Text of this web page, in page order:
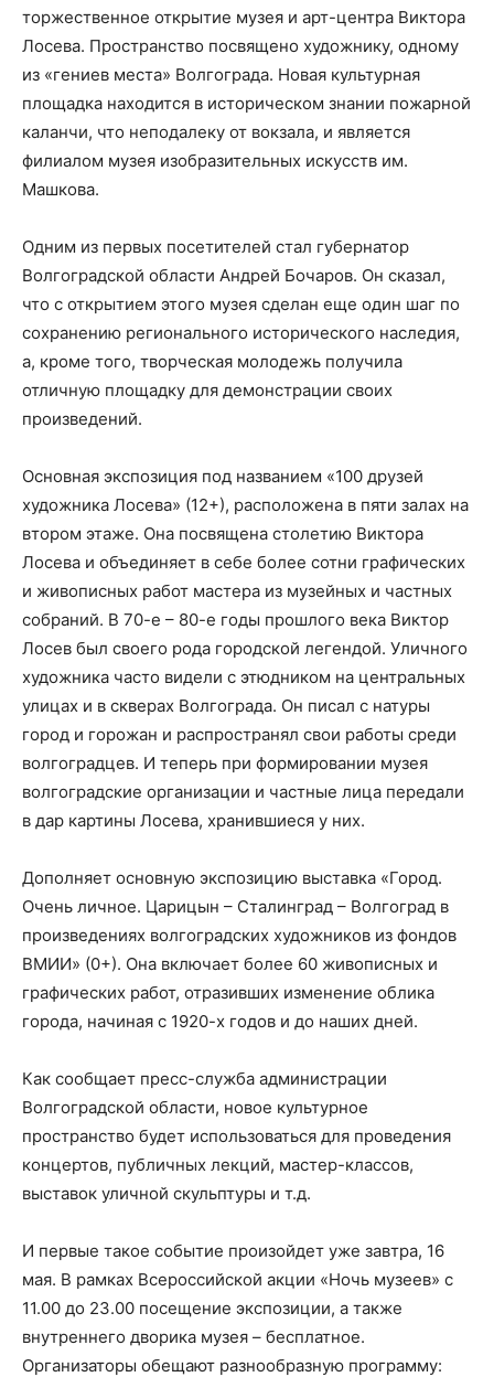
торжественное открытие музея и арт-центра Виктора
Лосева. Пространство посвящено художнику, одному
из «гениев места» Волгограда. Новая культурная
площадка находится в историческом знании пожарной
каланчи, что неподалеку от вокзала, и является
филиалом музея изобразительных искусств им.
Машкова.
Одним из первых посетителей стал губернатор
Волгоградской области Андрей Бочаров. Он сказал,
что с открытием этого музея сделан еще один шаг по
сохранению регионального исторического наследия,
а, кроме того, творческая молодежь получила
отличную площадку для демонстрации своих
произведений.
Основная экспозиция под названием «100 друзей
художника Лосева» (12+), расположена в пяти залах на
втором этаже. Она посвящена столетию Виктора
Лосева и объединяет в себе более сотни графических
и живописных работ мастера из музейных и частных
собраний. В 70-е – 80-е годы прошлого века Виктор
Лосев был своего рода городской легендой. Уличного
художника часто видели с этюдником на центральных
улицах и в скверах Волгограда. Он писал с натуры
город и горожан и распространял свои работы среди
волгоградцев. И теперь при формировании музея
волгоградские организации и частные лица передали
в дар картины Лосева, хранившиеся у них.
Дополняет основную экспозицию выставка «Город.
Очень личное. Царицын – Сталинград – Волгоград в
произведениях волгоградских художников из фондов
ВМИИ» (0+). Она включает более 60 живописных и
графических работ, отразивших изменение облика
города, начиная с 1920-х годов и до наших дней.
Как сообщает пресс-служба администрации
Волгоградской области, новое культурное
пространство будет использоваться для проведения
концертов, публичных лекций, мастер-классов,
выставок уличной скульптуры и т.д.
И первые такое событие произойдет уже завтра, 16
мая. В рамках Всероссийской акции «Ночь музеев» с
11.00 до 23.00 посещение экспозиции, а также
внутреннего дворика музея – бесплатное.
Организаторы обещают разнообразную программу: